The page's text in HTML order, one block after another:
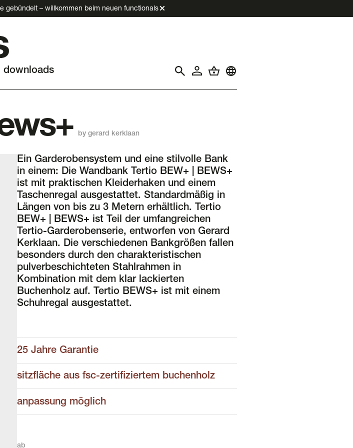
gebündelt – willkommen beim neuen functionals
downloads
by gerard kerklaan
Ein Garderobensystem und eine stilvolle Bank
in einem: Die Wandbank Tertio BEW+ | BEWS+
ist mit praktischen Kleiderhaken und einem
Taschenregal ausgestattet. Standardmäßig in
Längen von bis zu 3 Metern erhältlich. Tertio
BEW+ | BEWS+ ist Teil der umfangreichen
Tertio-Garderobenserie, entworfen von Gerard
Kerklaan. Die verschiedenen Bankgrößen fallen
besonders durch den charakteristischen
pulverbeschichteten Stahlrahmen in
Kombination mit dem klar lackierten
Buchenholz auf. Tertio BEWS+ ist mit einem
Schuhregal ausgestattet.
25 Jahre Garantie
sitzfläche aus fsc-zertifiziertem buchenholz
anpassung möglich
ab